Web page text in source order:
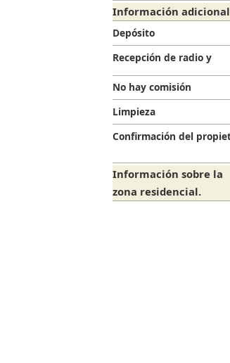
Información adicional
Depósito
Recepción de radio y
televisión
No hay comisión
Limpieza
Información sobre la
zona residencial.